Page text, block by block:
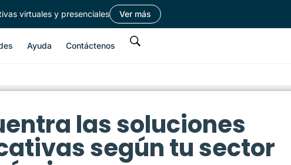
virtuales y presenciales Ver más
Ayuda Contáctenos
las soluciones
según tu sector